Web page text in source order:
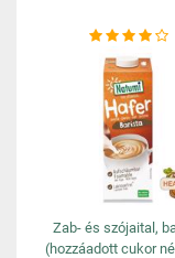
Zab- és szójaital,
(hozzáadott cukor